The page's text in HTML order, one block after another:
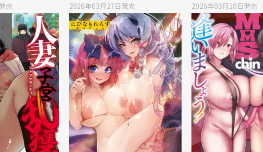
発売 2026年03月27日発売 2026年03月10日発売